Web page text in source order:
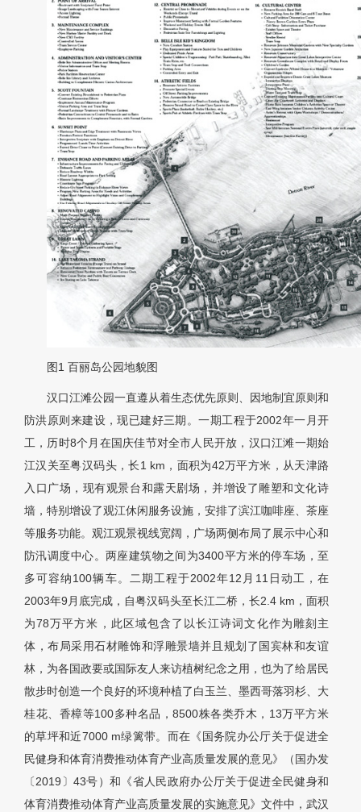
图1 百丽岛公园地貌图
汉口江滩公园一直遵从着生态优先原则、因地制宜原则和
防洪原则来建设，现已建好三期。一期工程于2002年一月开
工，历时8个月在国庆佳节对全市人民开放，汉口江滩一期始
江汉关至粤汉码头，长1 km，面积为42万平方米，从天津路
入口广场，现有观景台和露天剧场，并增设了雕塑和文化诗
墙，特别增设了观江休闲服务设施，安排了滨江咖啡座、茶座
等服务功能。观江观景视线宽阔，广场两侧布局了展示中心和
防汛调度中心。两座建筑物之间为3400平方米的停车场，至
多可容纳100辆车。二期工程于2002年12月11日动工，在
2003年9月底完成，自粤汉码头至长江二桥，长2.4 km，面积
为78万平方米，此区域包含了以长江诗词文化作为雕刻主
体，布局采用石材雕饰和浮雕景墙并且规划了国宾林和友谊
林，为各国政要或国际友人来访植树纪念之用，也为了给居民
散步时创造一个良好的环境种植了白玉兰、墨西哥落羽杉、大
桂花、香樟等100多种名品，8500株各类乔木，13万平方米
的草坪和近7000 m绿篱带。而在《国务院办公厅关于促进全
民健身和体育消费推动体育产业高质量发展的意见》（国办发
〔2019〕43号）和《省人民政府办公厅关于促进全民健身和
体育消费推动体育产业高质量发展的实施意见》文件中，武汉